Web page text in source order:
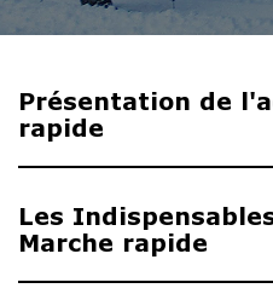
Présentation de
rapide
Les
Marche rapide